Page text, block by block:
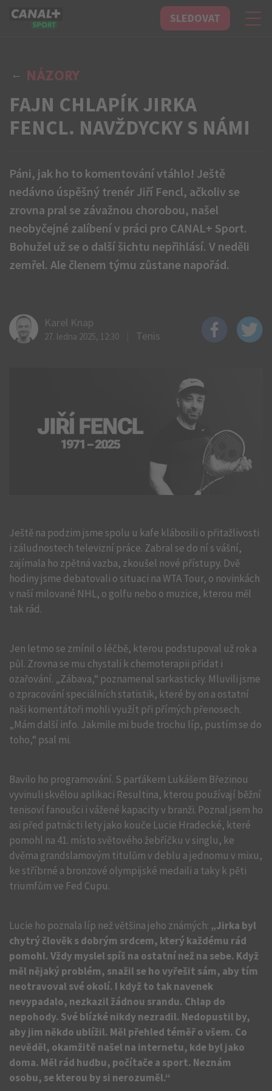
CANAL+ Sport SLEDOVAT
NÁZORY
FAJN CHLAPÍK JIRKA
FENCL. NAVŽDYCKY S NÁMI
Páni, jak ho to komentování vtáhlo! Ještě
nedávno úspěšný trenér Jiří Fencl, ačkoliv se
zrovna pral se závažnou chorobou, našel
neobyčejné zalíbení v práci pro CANAL+ Sport.
Bohužel už se o další šichtu nepřihlásí. V neděli
zemřel. Ale členem týmu zůstane napořád.
Karel Knap
27. ledna 2025, 12:30 Tenis
Ještě na podzim jsme spolu u kafe klábosili o přitažlivosti
i záludnostech televizní práce. Zabral se do ní s vášní,
zajímala ho zpětná vazba, zkoušel nové přístupy. Dvě
hodiny jsme debatovali o situaci na WTA Tour, o novinkách
v naší milované NHL, o golfu nebo o muzice, kterou měl
tak rád.
Jen letmo se zmínil o léčbě, kterou podstupoval už rok a
půl. Zrovna se mu chystali k chemoterapii přidat i
ozařování. „Zábava,“ poznamenal sarkasticky. Mluvili jsme
o zpracování speciálních statistik, které by on a ostatní
naši komentátoři mohli využít při přímých přenosech.
„Mám další info. Jakmile mi bude trochu líp, pustím se do
toho,“ psal mi.
Bavilo ho programování. S parťákem Lukášem Březinou
vyvinuli skvělou aplikaci Resultina, kterou používají běžní
tenisoví fanoušci i vážené kapacity v branži. Poznal jsem ho
asi před patnácti lety jako kouče Lucie Hradecké, které
pomohl na 41. místo světového žebříčku v singlu, ke
dvěma grandslamovým titulům v deblu a jednomu v mixu,
ke stříbrné a bronzové olympijské medaili a taky k pěti
triumfům ve Fed Cupu.
Lucie ho poznala líp než většina jeho známých: „Jirka byl
chytrý člověk s dobrým srdcem, který každému rád
pomohl. Vždy myslel spíš na ostatní než na sebe. Když
měl nějaký problém, snažil se ho vyřešit sám, aby tím
neotravoval své okolí. I když to tak navenek
nevypadalo, nezkazil žádnou srandu. Chlap do
nepohody. Své blízké nikdy nezradil. Nedopustil by,
aby jim někdo ublížil. Měl přehled téměř o všem. Co
nevěděl, okamžitě našel na internetu, kde byl jako
doma. Měl rád hudbu, počítače a sport. Neznám
osobu, se kterou by si nerozuměl.“